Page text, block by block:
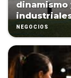
NEGOCIOS